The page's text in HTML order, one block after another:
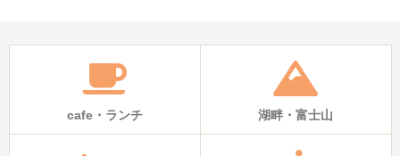
cafe・ランチ 湖畔・富士山